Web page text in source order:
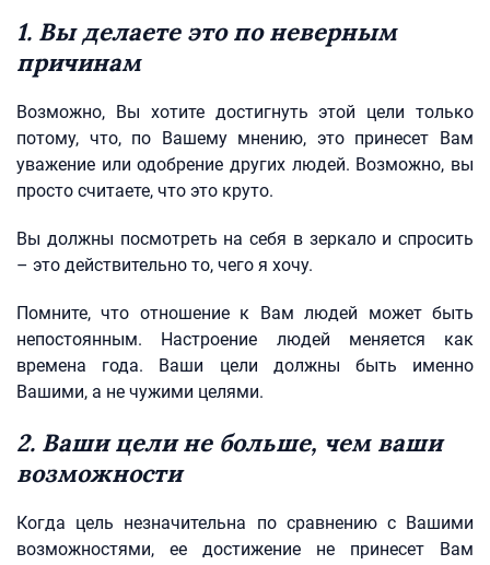
1. Вы делаете это по неверным
причинам
Возможно, Вы хотите достигнуть этой цели только
потому, что, по Вашему мнению, это принесет Вам
уважение или одобрение других людей. Возможно, вы
просто считаете, что это круто.
Вы должны посмотреть на себя в зеркало и спросить
– это действительно то, чего я хочу.
Помните, что отношение к Вам людей может быть
непостоянным. Настроение людей меняется как
времена года. Ваши цели должны быть именно
Вашими, а не чужими целями.
2. Ваши цели не больше, чем ваши
возможности
Когда цель незначительна по сравнению с Вашими
возможностями, ее достижение не принесет Вам